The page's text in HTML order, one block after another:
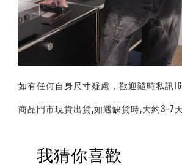
如有任何自身尺寸疑慮，歡迎隨時私訊
商品門市現貨出貨,如遇缺貨時,大約3-7
我猜你喜歡